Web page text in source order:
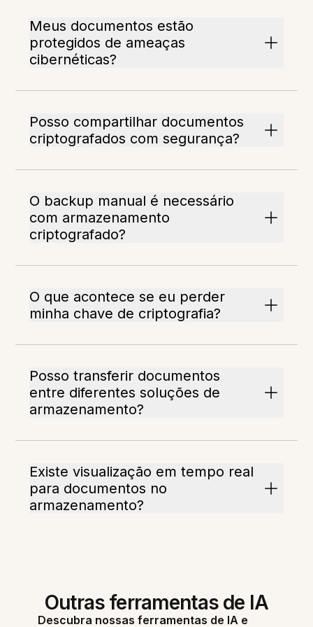
Meus documentos estão
protegidos de ameaças
cibernéticas?
Posso compartilhar documentos
criptografados com segurança?
O backup manual é necessário
com armazenamento
criptografado?
O que acontece se eu perder
minha chave de criptografia?
Posso transferir documentos
entre diferentes soluções de
armazenamento?
Existe visualização em tempo real
para documentos no
armazenamento?
Outras ferramentas de IA
Descubra nossas ferramentas de IA e